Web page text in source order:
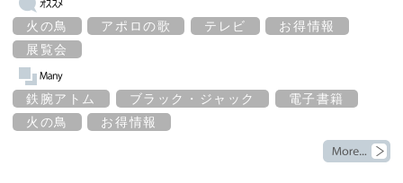
火の鳥 アポロの歌 テレビ
お得情報
展覧会
鉄腕アトム ブラック・ジャック
電子書籍
火の鳥
お得情報